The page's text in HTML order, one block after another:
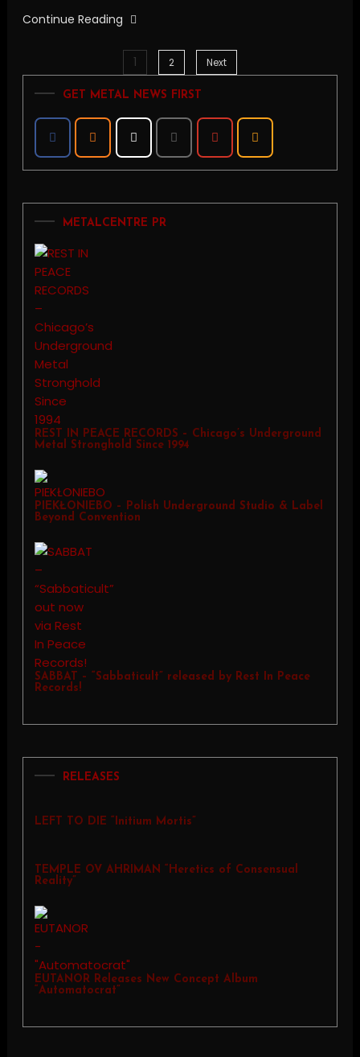
Continue Reading
pagination
1 2 Next
GET METAL NEWS FIRST
METALCENTRE PR
REST IN PEACE RECORDS – Chicago’s Underground
Metal Stronghold Since 1994
PIEKŁONIEBO – Polish Underground Studio & Label
Beyond Convention
SABBAT – “Sabbaticult” released by Rest In Peace
Records!
RELEASES
LEFT TO DIE “Initium Mortis”
TEMPLE OV AHRIMAN “Heretics of Consensual
Reality”
EUTANOR Releases New Concept Album
“Automatocrat”